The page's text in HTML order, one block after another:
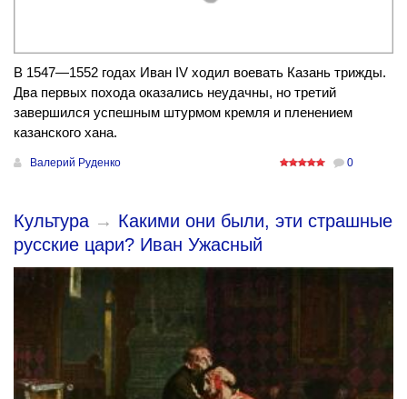
В 1547—1552 годах Иван IV ходил воевать Казань трижды.
Два первых похода оказались неудачны, но третий
завершился успешным штурмом кремля и пленением
казанского хана.
Валерий Руденко 0
Культура → Какими они были, эти страшные
русские цари? Иван Ужасный